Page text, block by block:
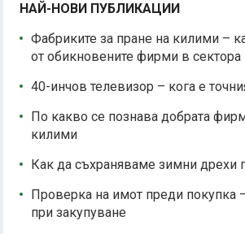
НАЙ-НОВИ ПУБЛИКАЦИИ
Фабриките за пране на килими –
от обикновените фирми в сектора
40-инчов телевизор – кога е
По какво се познава добрата
килими
Как да съхраняваме зимни дрехи
Проверка на имот преди покупка
при закупуване